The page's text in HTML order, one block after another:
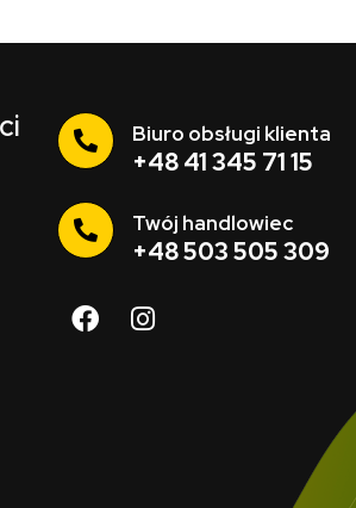
Biuro obsługi klienta
+48 41 345 71 15
Twój handlowiec
+48 503 505 309